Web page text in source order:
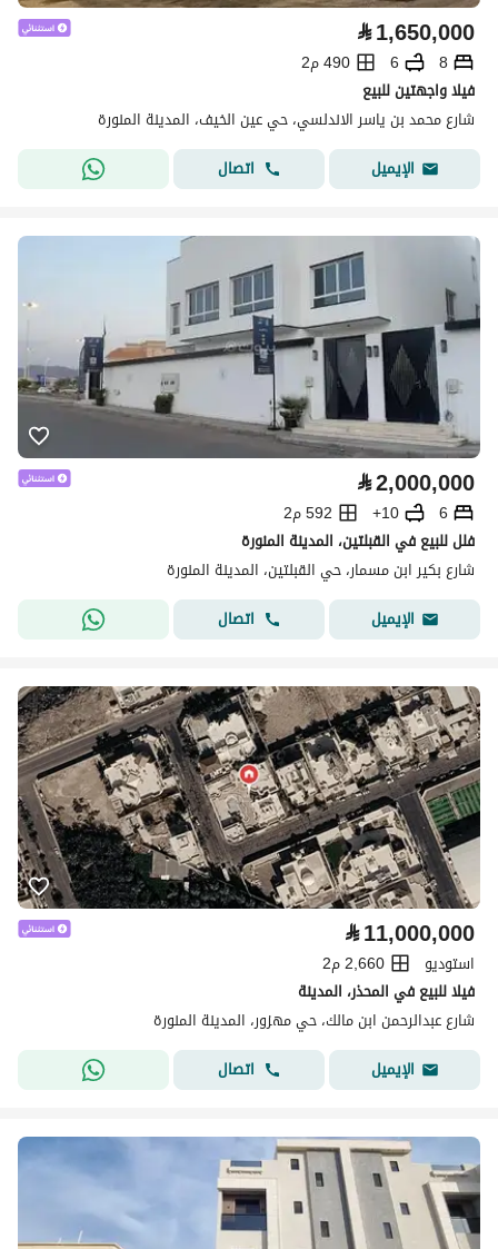
⃁1,650,000
8
6
490 م2
فيلا واجهتين للبيع
شارع محمد بن ياسر الاندلسي، حي عين الخيف، المدينة المنورة
الإيميل
اتصال
⃁2,000,000
6
10+
592 م2
فلل للبيع في القبلتين، المدينة المنورة
شارع بكير ابن مسمار، حي القبلتين، المدينة المنورة
الإيميل
اتصال
⃁11,000,000
استوديو
2,660 م2
فيلا للبيع في المحذر، المدينة
شارع عبدالرحمن ابن مالك، حي مهزور، المدينة المنورة
الإيميل
اتصال